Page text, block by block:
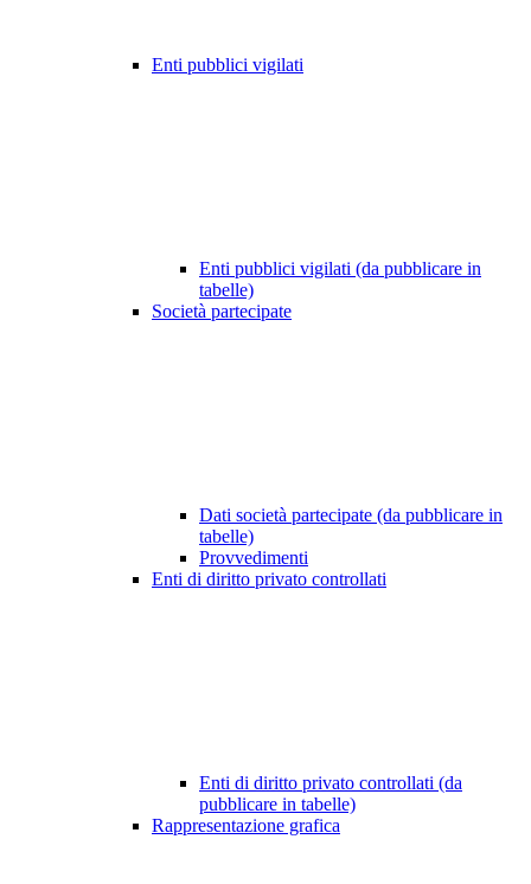
Enti pubblici vigilati
Enti pubblici vigilati (da pubblicare in
tabelle)
Società partecipate
Dati società partecipate (da pubblicare in
tabelle)
Provvedimenti
Enti di diritto privato controllati
Enti di diritto privato controllati (da
pubblicare in tabelle)
Rappresentazione grafica